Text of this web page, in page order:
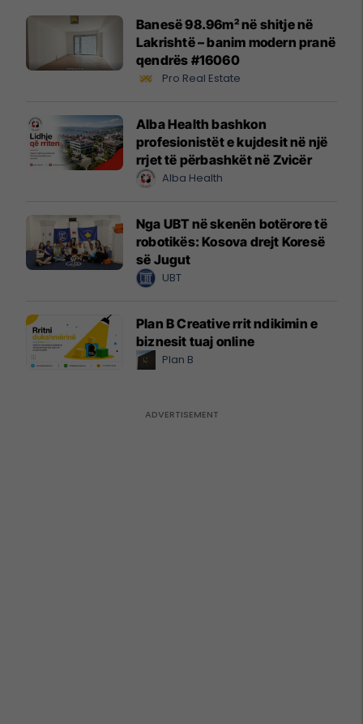
Banesë 98.96m² në shitje në
Lakrishtë – banim modern pranë
qendrës #16060
Pro Real Estate
Alba Health bashkon
profesionistët e kujdesit në një
rrjet të përbashkët në Zvicër
Alba Health
Nga UBT në skenën botërore të
robotikës: Kosova drejt Koresë
së Jugut
UBT
Plan B Creative rrit ndikimin e
biznesit tuaj online
Plan B